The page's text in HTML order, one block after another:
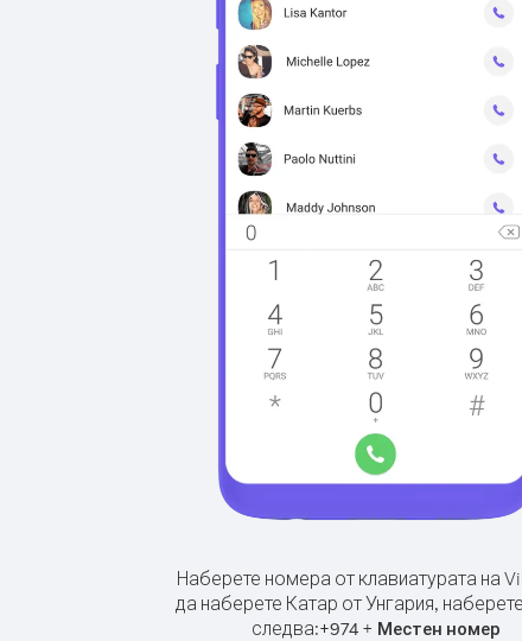
Наберете номера от клавиатурата на
да наберете Катар от Унгария,
следва:+974 + Местен номер